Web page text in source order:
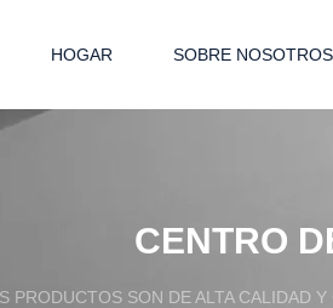
HOGAR SOBRE NOSOTROS
CENTRO
PRODUCTOS SON DE ALTA CALIDAD